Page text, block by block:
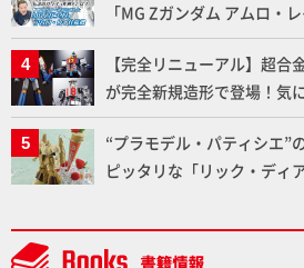
「MG Zガンダム アムロ・
ふたたび塗る!!【試し読み】
【完全リニューアル】超合
が完全新規造形で登場！気
下ろしでご紹介!!さらに「
ト」セット情報もお届け！
“プラモデル・パティシエ”
ピッタリな「リック・ディ